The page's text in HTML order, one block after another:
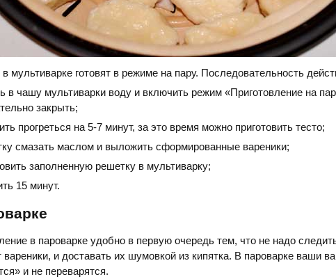
в мультиварке готовят в режиме на пару. Последовательность
в чашу мультиварки воду и включить режим «Приготовление на
закрыть;
прогреться на 5-7 минут, за это время можно приготовить тесто;
смазать маслом и выложить сформированные вареники;
заполненную решетку в мультиварку;
15 минут.
в пароварке удобно в первую очередь тем, что не надо
вареники, и доставать их шумовкой из кипятка. В пароварке ваши
и не переварятся.